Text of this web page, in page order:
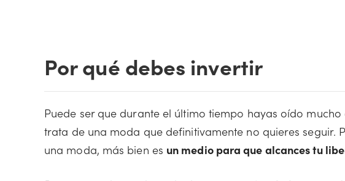
Por qué debes invertir
Puede ser que durante el último tiempo hayas oído
trata de una moda que definitivamente no quieres seguir.
una moda, más bien es un medio para que alcances tu